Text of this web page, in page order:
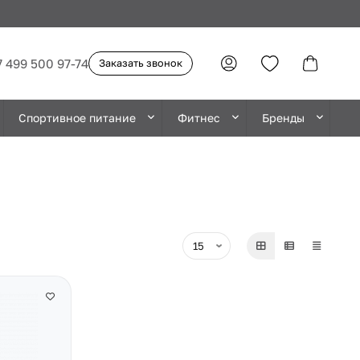
499 500 97-74 Заказать звонок
Спортивное питание Фитнес Бренды